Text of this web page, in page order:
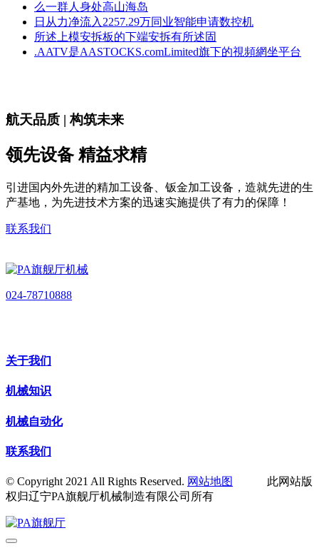
么一群人身处高山海岛
日从力净流入2257.29万同业智能申请数控机
所述上模安拆板的下端安拆有所述固
.AATV是AASTOCKS.comLimited旗下的視頻網坐平台
航天品质 | 构筑未来
领先设备 精益求精
引进国内外先进的精加工设备、钣金加工设备，造就先进的生
产基地，为先进技术方案的迅速实施提供了有力的保障！
联系我们
024-78710888
关于我们
机械知识
机械自动化
联系我们
© Copyright 2021 All Rights Reserved. 网站地图
此网站版
权归辽宁PA旗舰厅机械制造有限公司所有